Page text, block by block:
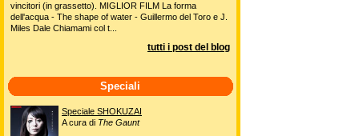
vincitori (in grassetto). MIGLIOR FILM La forma
dell'acqua - The shape of water - Guillermo del Toro e J.
Miles Dale Chiamami col t...
tutti i post del blog
Speciali
Speciale SHOKUZAI
A cura di The Gaunt